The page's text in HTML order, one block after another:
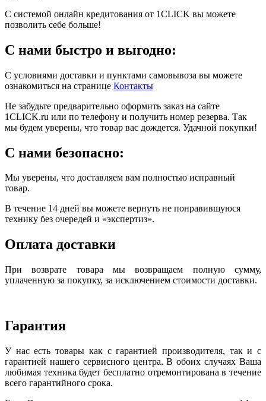
С системой онлайн кредитования от 1CLICK вы можете
позволить себе больше!
С нами быстро и выгодно:
С условиями доставки и пунктами самовывоза вы можете
ознакомиться на странице Контакты
Не забудьте предварительно оформить заказ на сайте
1CLICK.ru или по телефону и получить номер резерва. Так
мы будем уверены, что товар вас дождется. Удачной покупки!
С нами безопасно:
Мы уверены, что доставляем вам полностью исправный
товар.
В течение 14 дней вы можете вернуть не понравившуюся
технику без очередей и «экспертиз».
Оплата доставки
При возврате товара мы возвращаем полную сумму,
уплаченную за покупку, за исключением стоимости доставки.
Гарантия
У нас есть товары как с гарантией производителя, так и с
гарантией нашего сервисного центра. В обоих случаях Ваша
любимая техника будет бесплатно отремонтирована в течение
всего гарантийного срока.